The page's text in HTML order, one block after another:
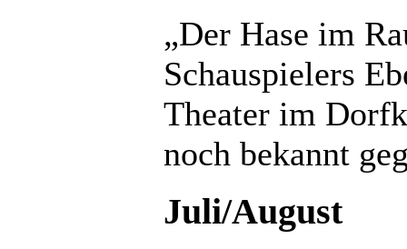
„Der Hase im
Schauspielers
Theater im
noch bekannt
Juli/August